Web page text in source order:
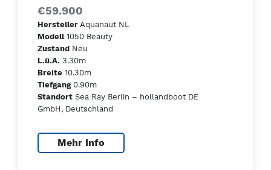
€59.900
Hersteller Aquanaut NL
Modell1050 Beauty
Zustand Neu
L.ü.A. 3.30m
Breite 10.30m
Tiefgang0.90m
Standort Sea Ray Berlin – hollandboot DE
GmbH, Deutschland
Mehr Info